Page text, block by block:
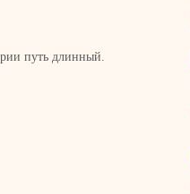
путь длинный.